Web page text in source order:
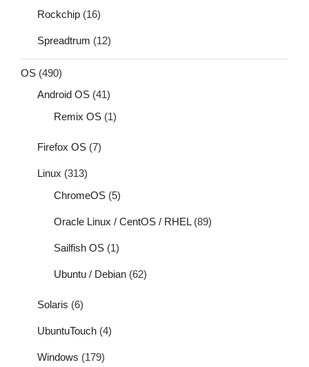
Rockchip (16)
Spreadtrum (12)
OS (490)
Android OS (41)
Remix OS (1)
Firefox OS (7)
Linux (313)
ChromeOS (5)
Oracle Linux / CentOS / RHEL(89)
Sailfish OS (1)
Ubuntu / Debian (62)
Solaris (6)
UbuntuTouch (4)
Windows (179)